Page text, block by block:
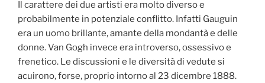
Il carattere dei due artisti era molto diverso e
probabilmente in potenziale conflitto. Infatti Gauguin
era un uomo brillante, amante della mondantà e delle
donne. Van Gogh invece era introverso, ossessivo e
frenetico. Le discussioni e le diversità di vedute si
acuirono, forse, proprio intorno al 23 dicembre 1888.